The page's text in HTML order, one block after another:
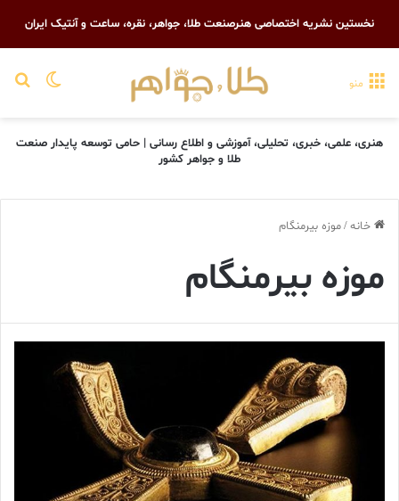
نخستین نشریه اختصاصی هنرصنعت طلا، جواهر، نقره، ساعت و آنتیک ایران
تغییر منو
هنری، علمی، خبری، تحلیلی، آموزشی و اطلاع رسانی | حامی توسعه پایدار صنعت
طلا و جواهر کشور
خانه/موزه بیرمنگام
موزه بیرمنگام